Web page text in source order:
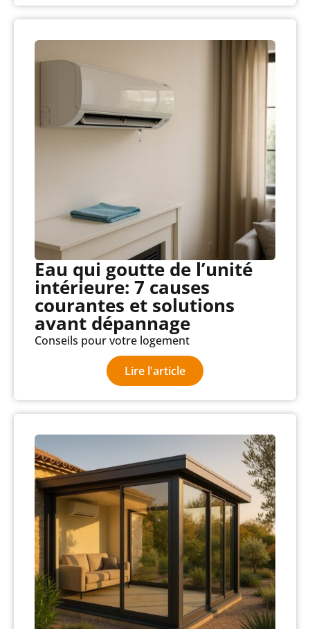
Eau qui goutte de l’unité
intérieure: 7 causes
courantes et solutions
avant dépannage
Conseils pour votre logement
Lire l'article